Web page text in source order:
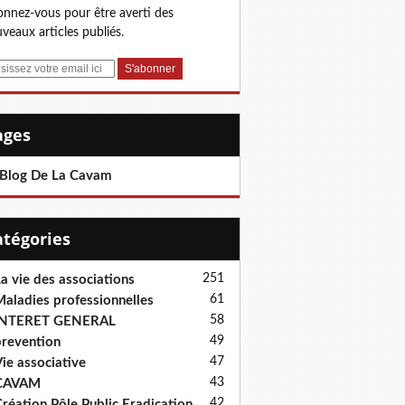
vous pour être averti des
articles publiés.
De La Cavam
vie des associations 251
professionnelles 61
GENERAL 58
49
associative 47
43